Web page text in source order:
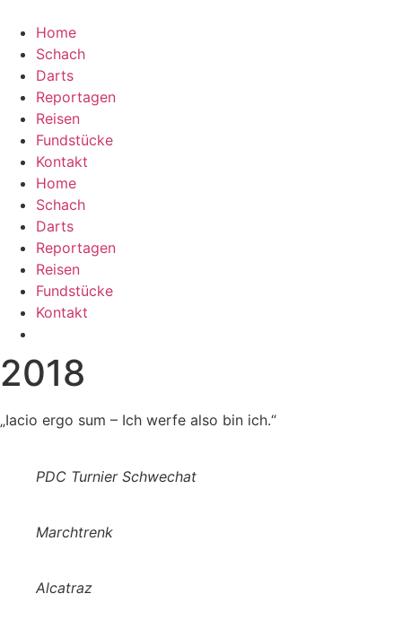
Home
Schach
Darts
Reportagen
Reisen
Fundstücke
Kontakt
Home
Schach
Darts
Reportagen
Reisen
Fundstücke
Kontakt
2018
„Iacio ergo sum – Ich werfe also bin ich.“
PDC Turnier Schwechat
Marchtrenk
Alcatraz